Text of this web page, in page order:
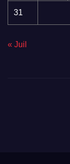
31
« Juil